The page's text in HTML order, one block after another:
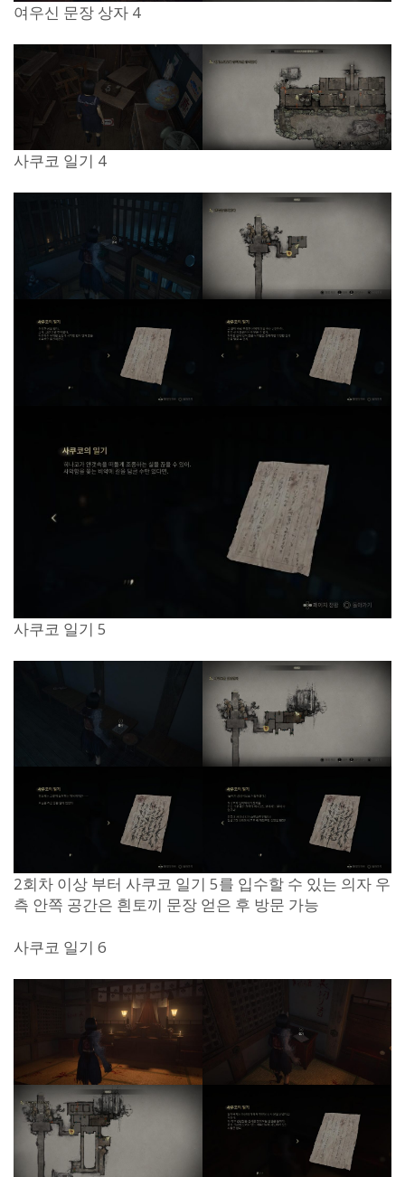
여우신 문장 상자 4
사쿠코 일기 4
사쿠코 일기 5
2회차 이상 부터 사쿠코 일기 5를 입수할 수 있는 의자 우
측 안쪽 공간은 흰토끼 문장 얻은 후 방문 가능
사쿠코 일기 6